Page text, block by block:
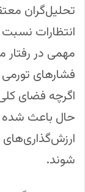
تحلیل‌گران
انتظارات
مهمی در رفتار
فشارهای
اگرچه فضای
حال باعث شده
شوند.